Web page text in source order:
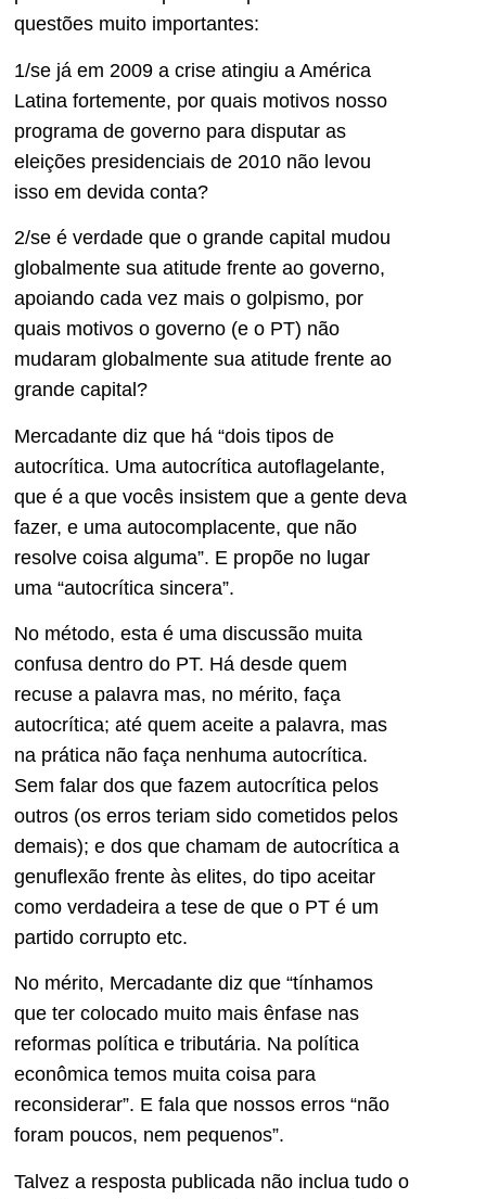
questões muito importantes:
1/se já em 2009 a crise atingiu a América
Latina fortemente, por quais motivos nosso
programa de governo para disputar as
eleições presidenciais de 2010 não levou
isso em devida conta?
2/se é verdade que o grande capital mudou
globalmente sua atitude frente ao governo,
apoiando cada vez mais o golpismo, por
quais motivos o governo (e o PT) não
mudaram globalmente sua atitude frente ao
grande capital?
Mercadante diz que há “dois tipos de
autocrítica. Uma autocrítica autoflagelante,
que é a que vocês insistem que a gente deva
fazer, e uma autocomplacente, que não
resolve coisa alguma”. E propõe no lugar
uma “autocrítica sincera”.
No método, esta é uma discussão muita
confusa dentro do PT. Há desde quem
recuse a palavra mas, no mérito, faça
autocrítica; até quem aceite a palavra, mas
na prática não faça nenhuma autocrítica.
Sem falar dos que fazem autocrítica pelos
outros (os erros teriam sido cometidos pelos
demais); e dos que chamam de autocrítica a
genuflexão frente às elites, do tipo aceitar
como verdadeira a tese de que o PT é um
partido corrupto etc.
No mérito, Mercadante diz que “tínhamos
que ter colocado muito mais ênfase nas
reformas política e tributária. Na política
econômica temos muita coisa para
reconsiderar”. E fala que nossos erros “não
foram poucos, nem pequenos”.
Talvez a resposta publicada não inclua tudo o